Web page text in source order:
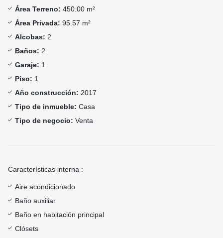
Área Terreno: 450.00 m²
Área Privada: 95.57 m²
Alcobas: 2
Baños: 2
Garaje: 1
Piso: 1
Año construcción: 2017
Tipo de inmueble: Casa
Tipo de negocio: Venta
Características interna :
Aire acondicionado
Baño auxiliar
Baño en habitación principal
Clósets